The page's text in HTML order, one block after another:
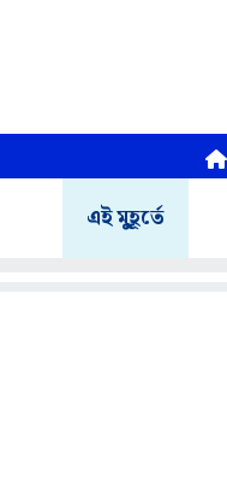
এই মুহূর্তে